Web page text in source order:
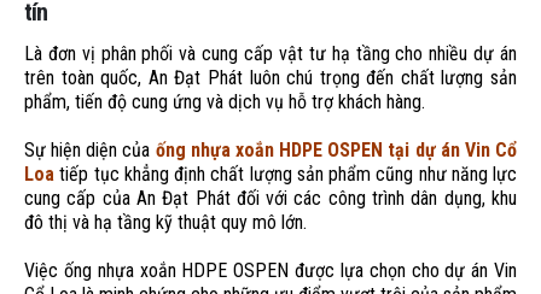
tín
Là đơn vị phân phối và cung cấp vật tư hạ tầng cho nhiều dự án
trên toàn quốc, An Đạt Phát luôn chú trọng đến chất lượng sản
phẩm, tiến độ cung ứng và dịch vụ hỗ trợ khách hàng.
Sự hiện diện của ống nhựa xoắn HDPE OSPEN tại dự án Vin Cổ
Loa tiếp tục khẳng định chất lượng sản phẩm cũng như năng lực
cung cấp của An Đạt Phát đối với các công trình dân dụng, khu
đô thị và hạ tầng kỹ thuật quy mô lớn.
Việc ống nhựa xoắn HDPE OSPEN được lựa chọn cho dự án Vin